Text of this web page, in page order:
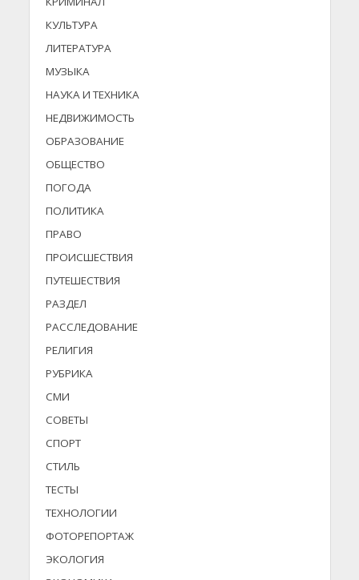
КУЛЬТУРА
ЛИТЕРАТУРА
МУЗЫКА
НАУКА И ТЕХНИКА
НЕДВИЖИМОСТЬ
ОБРАЗОВАНИЕ
ОБЩЕСТВО
ПОГОДА
ПОЛИТИКА
ПРАВО
ПРОИСШЕСТВИЯ
ПУТЕШЕСТВИЯ
РАЗДЕЛ
РАССЛЕДОВАНИЕ
РЕЛИГИЯ
РУБРИКА
СМИ
СОВЕТЫ
СПОРТ
СТИЛЬ
ТЕСТЫ
ТЕХНОЛОГИИ
ФОТОРЕПОРТАЖ
ЭКОЛОГИЯ